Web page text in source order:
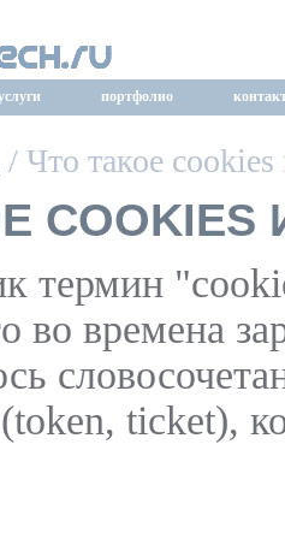
портфолио
/ Что такое
термин
во времена
ticket),